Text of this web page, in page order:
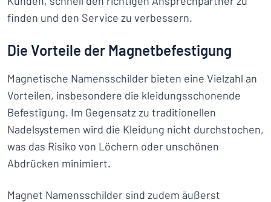
finden und den Service zu verbessern.
Die Vorteile der Magnetbefestigung
Magnetische Namensschilder bieten eine Vielzahl an
Vorteilen, insbesondere die kleidungsschonende
Befestigung. Im Gegensatz zu traditionellen
Nadelsystemen wird die Kleidung nicht durchstochen,
was das Risiko von Löchern oder unschönen
Abdrücken minimiert.
Magnet Namensschilder sind zudem äußerst